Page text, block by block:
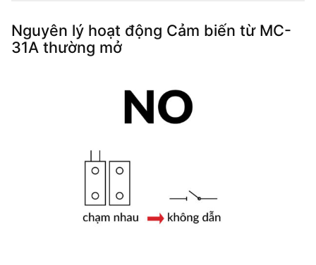
Nguyên lý hoạt động Cảm biến từ MC-
31A thường mở